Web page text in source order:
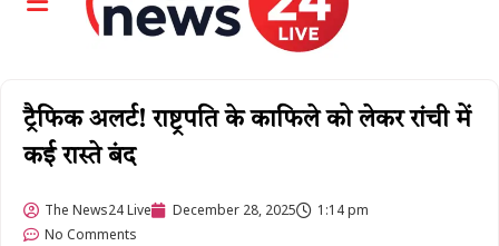
ट्रैफिक अलर्ट! राष्ट्रपति के काफिले को लेकर रांची में
कई रास्ते बंद
The News24 Live December 28, 2025
1:14 pm
No Comments